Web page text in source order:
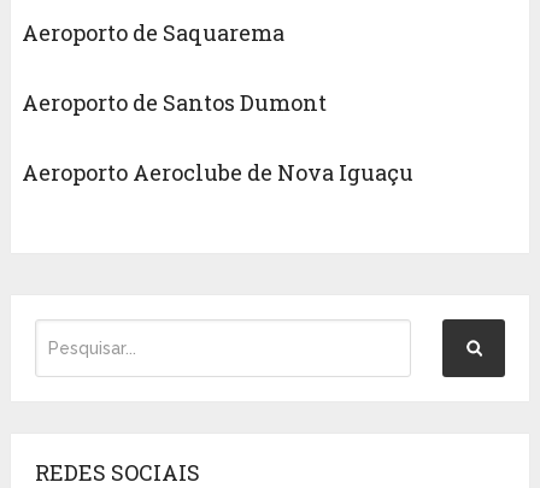
Aeroporto de Saquarema
Aeroporto de Santos Dumont
Aeroporto Aeroclube de Nova Iguaçu
REDES SOCIAIS